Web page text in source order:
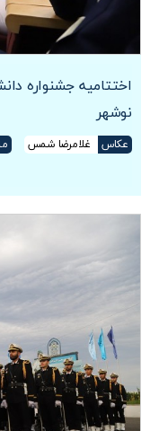
اختتامیه جشنواره
نوشهر
عکاس غلامرضا شمس